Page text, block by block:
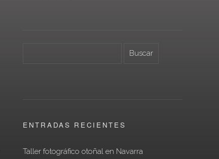
ENTRADAS RECIENTES
Taller fotográfico otoñal en Navarra